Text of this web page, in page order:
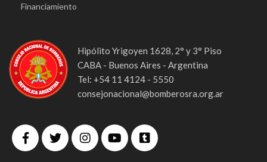
Financiamiento
Hipólito Yrigoyen 1628, 2° y 3° Piso
CABA - Buenos Aires - Argentina
Tel: +54 11 4124 - 5550
consejonacional@bomberosra.org.ar